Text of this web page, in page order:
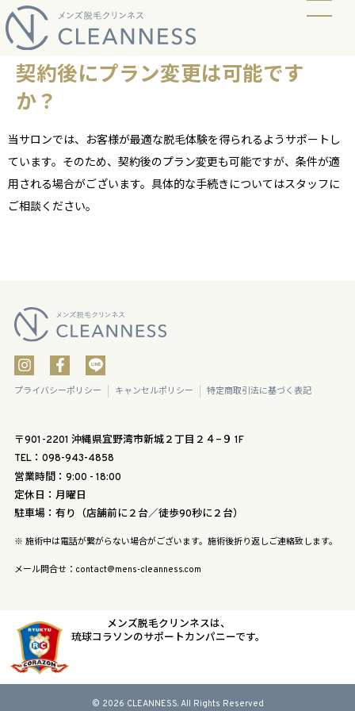
契約後にプラン変更は可能です
か？
当サロンでは、お客様が最適な脱毛体験を得られるようサポートし
ています。そのため、契約後のプラン変更も可能ですが、条件が適
用される場合がございます。具体的な手続きについてはスタッフに
ご相談ください。
プライバシーポリシー キャンセルポリシー 特定商取引法に基づく表記
〒901-2201 沖縄県宜野湾市新城２丁目２４−９ 1F
TEL：098-943-4858
営業時間：9:00 - 18:00
定休日：月曜日
駐車場：有り（店舗前に２台／徒歩90秒に２台）
※ 施術中は電話が繋がらない場合がございます。施術後折り返しご連絡致します。
メール問合せ：contact@mens-cleanness.com
メンズ脱毛クリンネスは、
琉球コラソンのサポートカンパニーです。
© 2026 CLEANNESS. All Rights Reserved